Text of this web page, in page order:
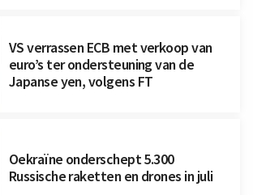
VS verrassen ECB met verkoop van
euro’s ter ondersteuning van de
Japanse yen, volgens FT
Oekraïne onderschept 5.300
Russische raketten en drones in juli